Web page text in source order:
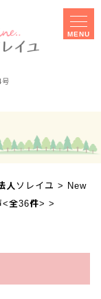
信託
続きに
な方へ
ナー
談会
MENU
人ソレイユ > New
<全36件> >